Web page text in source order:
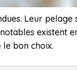
Leur
existent
bon choix.